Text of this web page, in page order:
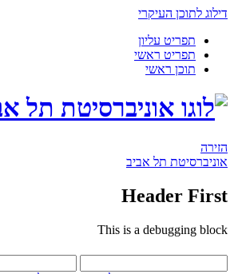
דילוג לתוכן העיקרי
תפריט עליון
תפריט ראשי
תוכן ראשי
הזירה
אוניברסיטת תל אביב
Header First
This is a debugging block